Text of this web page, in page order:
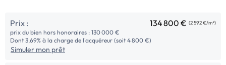
Prix : 134 800 € (2 592 €/m²)
prix du bien hors honoraires : 130 000 €
Dont 3,69% à la charge de l'acquéreur (soit 4 800 €)
Simuler mon prêt